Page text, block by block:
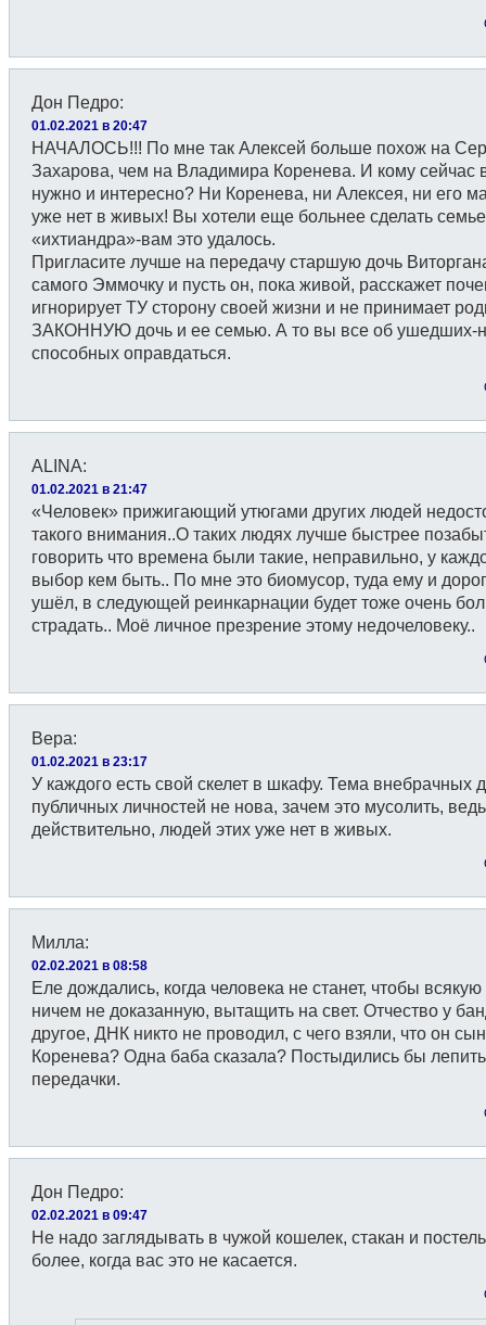
Дон Педро:
01.02.2021 в 20:47
НАЧАЛОСЬ!!! По мне так Алексей больше похож на
Захарова, чем на Владимира Коренева. И кому сейчас
нужно и интересно? Ни Коренева, ни Алексея, ни его
уже нет в живых! Вы хотели еще больнее сделать семье
«ихтиандра»-вам это удалось.
Пригласите лучше на передачу старшую дочь
самого Эммочку и пусть он, пока живой, расскажет
игнорирует ТУ сторону своей жизни и не принимает
ЗАКОННУЮ дочь и ее семью. А то вы все об ушедших-
способных оправдаться.
ALINA:
01.02.2021 в 21:47
«Человек» прижигающий утюгами других людей
такого внимания..О таких людях лучше быстрее
говорить что времена были такие, неправильно, у
выбор кем быть.. По мне это биомусор, туда ему и
ушёл, в следующей реинкарнации будет тоже очень
страдать.. Моё личное презрение этому недочеловеку..
Вера:
01.02.2021 в 23:17
У каждого есть свой скелет в шкафу. Тема внебрачных
публичных личностей не нова, зачем это мусолить, ведь
действительно, людей этих уже нет в живых.
Милла:
02.02.2021 в 08:58
Еле дождались, когда человека не станет, чтобы всякую
ничем не доказанную, вытащить на свет. Отчество у
другое, ДНК никто не проводил, с чего взяли, что он сын
Коренева? Одна баба сказала? Постыдились бы
передачки.
Дон Педро:
02.02.2021 в 09:47
Не надо заглядывать в чужой кошелек, стакан и
более, когда вас это не касается.